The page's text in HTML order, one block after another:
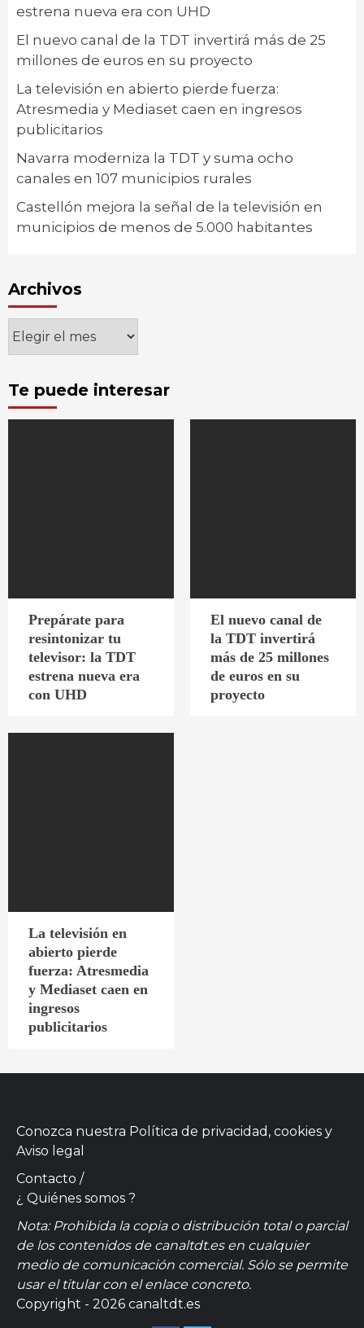
estrena nueva era con UHD
El nuevo canal de la TDT invertirá más de 25
millones de euros en su proyecto
La televisión en abierto pierde fuerza:
Atresmedia y Mediaset caen en ingresos
publicitarios
Navarra moderniza la TDT y suma ocho
canales en 107 municipios rurales
Castellón mejora la señal de la televisión en
municipios de menos de 5.000 habitantes
Archivos
Te puede interesar
Prepárate para
resintonizar tu
televisor: la TDT
estrena nueva era
con UHD
El nuevo canal de
la TDT invertirá
más de 25 millones
de euros en su
proyecto
La televisión en
abierto pierde
fuerza: Atresmedia
y Mediaset caen en
ingresos
publicitarios
Conozca nuestra Política de privacidad, cookies y
Aviso legal
Contacto /
¿ Quiénes somos ?
Nota: Prohibida la copia o distribución total o parcial
de los contenidos de canaltdt.es en cualquier
medio de comunicación comercial. Sólo se permite
usar el titular con el enlace concreto.
Copyright - 2026 canaltdt.es